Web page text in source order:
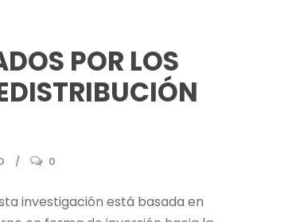
POR LOS
0
investigación está basada en